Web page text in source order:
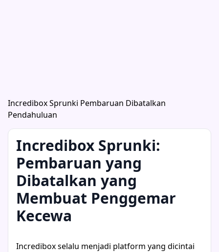
Incredibox Sprunki Pembaruan Dibatalkan
Pendahuluan
Incredibox Sprunki:
Pembaruan yang
Dibatalkan yang
Membuat Penggemar
Kecewa
Incredibox selalu menjadi platform yang dicintai